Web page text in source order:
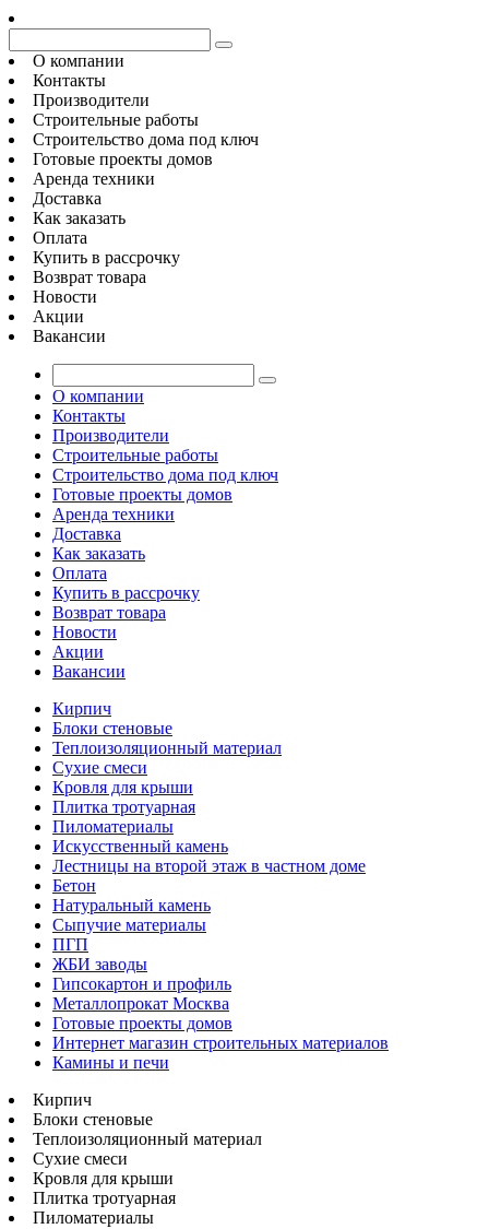
О компании
Контакты
Производители
Строительные работы
Строительство дома под ключ
Готовые проекты домов
Аренда техники
Доставка
Как заказать
Оплата
Купить в рассрочку
Возврат товара
Новости
Акции
Вакансии
О компании
Контакты
Производители
Строительные работы
Строительство дома под ключ
Готовые проекты домов
Аренда техники
Доставка
Как заказать
Оплата
Купить в рассрочку
Возврат товара
Новости
Акции
Вакансии
Кирпич
Блоки стеновые
Теплоизоляционный материал
Сухие смеси
Кровля для крыши
Плитка тротуарная
Пиломатериалы
Искусственный камень
Лестницы на второй этаж в частном доме
Бетон
Натуральный камень
Сыпучие материалы
ПГП
ЖБИ заводы
Гипсокартон и профиль
Металлопрокат Москва
Готовые проекты домов
Интернет магазин строительных материалов
Камины и печи
Кирпич
Блоки стеновые
Теплоизоляционный материал
Сухие смеси
Кровля для крыши
Плитка тротуарная
Пиломатериалы